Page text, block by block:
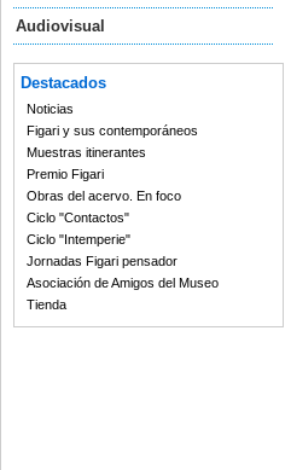
Audiovisual
Destacados
Noticias
Figari y sus contemporáneos
Muestras itinerantes
Premio Figari
Obras del acervo. En foco
Ciclo "Contactos"
Ciclo "Intemperie"
Jornadas Figari pensador
Asociación de Amigos del Museo
Tienda